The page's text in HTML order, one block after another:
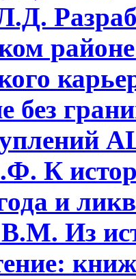
без
К
и
Из